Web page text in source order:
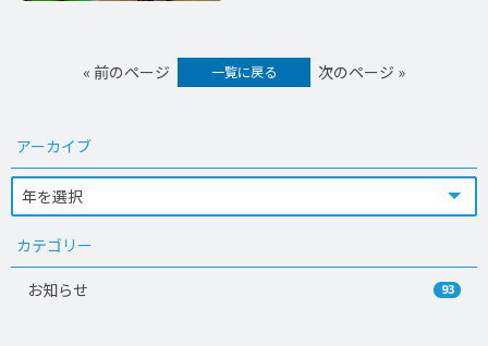
« 前のページ 一覧に戻る 次のページ »
アーカイブ
カテゴリー
お知らせ 93